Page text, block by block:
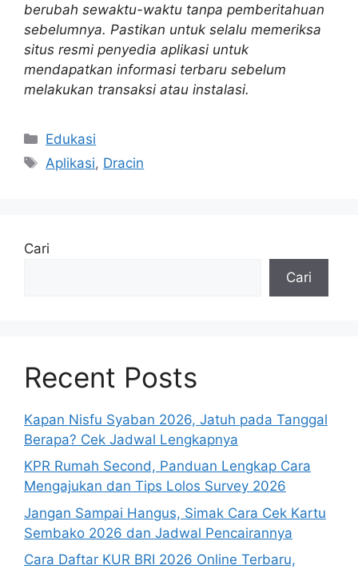
berubah sewaktu-waktu tanpa pemberitahuan
sebelumnya. Pastikan untuk selalu memeriksa
situs resmi penyedia aplikasi untuk
mendapatkan informasi terbaru sebelum
melakukan transaksi atau instalasi.
Kategori
Edukasi
Tag
Aplikasi, Dracin
Cari
Cari
Recent Posts
Kapan Nisfu Syaban 2026, Jatuh pada Tanggal
Berapa? Cek Jadwal Lengkapnya
KPR Rumah Second, Panduan Lengkap Cara
Mengajukan dan Tips Lolos Survey 2026
Jangan Sampai Hangus, Simak Cara Cek Kartu
Sembako 2026 dan Jadwal Pencairannya
Cara Daftar KUR BRI 2026 Online Terbaru,